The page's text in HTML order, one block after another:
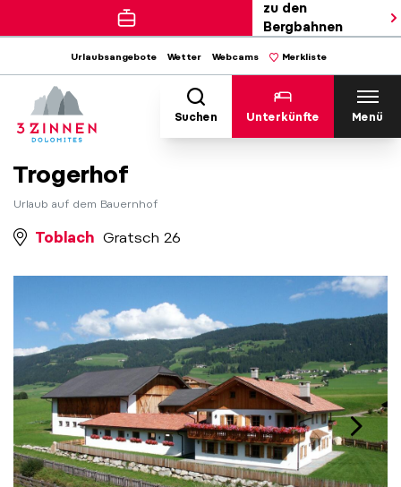
zu den
Bergbahnen
Urlaubsangebote Wetter Webcams Merkliste
Suchen Unterkünfte Menü
Trogerhof
Urlaub auf dem Bauernhof
Toblach Gratsch 26